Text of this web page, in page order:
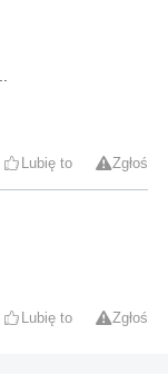
Lubię to Zgłoś
Lubię to Zgłoś